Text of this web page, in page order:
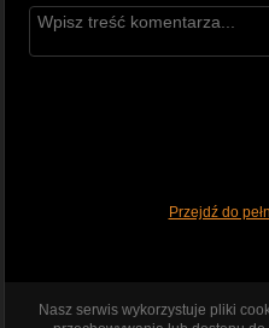
Przejdź do
Nasz serwis wykorzystuje pliki